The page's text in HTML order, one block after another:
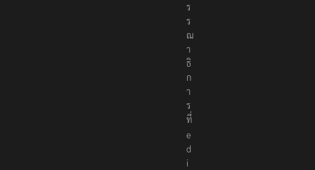
ร
ร
ณ
า
ธิ
ก
า
ร
ที่
e
d
i